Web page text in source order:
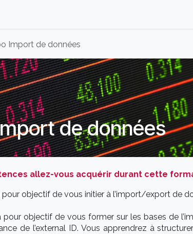
Import de données
de données
allez-vous acquérir durant cette
objectif de vous initier à l’import/export de
objectif de vous former sur les bases de
de l’external ID. Vous apprendrez à